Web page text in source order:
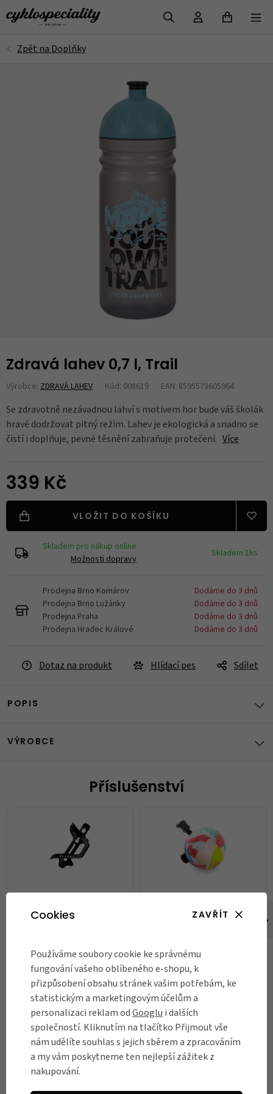
Zdravá lahev 0,7 l, Trail
Výrobce: ZDRAVÁ LAHEV Kód: 008619 EAN: 8595573605964
Se zdravotně nezávadnou lahví s motivem hor bude váš školák
hravě dodržovat pitný režim. Lahev je ekologická a snadno se
čistí i doplňuje, pevné těsnění zabraňuje protečení. Více
339 Kč
VLOŽIT DO KOŠÍKU
Skladem pro nákup online
Možnosti dopravy
Skladem 1ks
Prodejna Brno Komárov
Dodáme do 3 dnů
Prodejna Brno Lužánky
Dodáme do 3 dnů
Prodejna Praha
Dodáme do 3 dnů
Prodejna Hradec Králové
Dodáme do 3 dnů
Dotaz na produkt Hlídací pes Sdílet
POPIS
VÝROBCE
Příslušenství
Košík na láhev Rascal
Skladem
DO KOŠÍKU
Zvonek na kolo Nutcase,
Skladem
DO KOŠÍKU
Názory našich zákazníků
Cookies ZAVŘÍT
Používáme soubory cookie ke správnému
fungování vašeho oblíbeného e-shopu, k
přizpůsobení obsahu stránek vašim potřebám, ke
statistickým a marketingovým účelům a
personalizaci reklam odGooglu i dalších
společností. Kliknutím na tlačítko Přijmout vše
nám udělíte souhlas s jejich sběrem a zpracováním
a my vám poskytneme ten nejlepší zážitek z
nakupování.